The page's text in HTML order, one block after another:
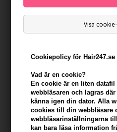
Visa
Cookiepolicy för Hair247.se
Vad är en cookie?
En cookie är en liten
webbläsaren och lagras
känna igen din dator. Alla
cookies till din webbläsare
webbläsarinställningarna
kan bara läsa information
Sachajuan Root Lift
Varumärken» Sachajuan